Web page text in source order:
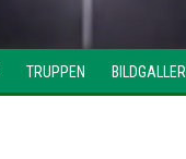
TRUPPEN BILDGALLERI